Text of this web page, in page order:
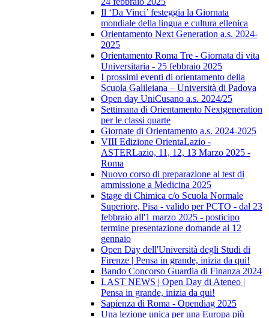
Il ‘Da Vinci’ festeggia la Giornata
mondiale della lingua e cultura ellenica
Orientamento Next Generation a.s. 2024-
2025
Orientamento Roma Tre - Giornata di vita
Universitaria - 25 febbraio 2025
I prossimi eventi di orientamento della
Scuola Galileiana – Università di Padova
Open day UniCusano a.s. 2024/25
Settimana di Orientamento Nextgeneration
per le classi quarte
Giornate di Orientamento a.s. 2024-2025
VIII Edizione OrientaLazio -
ASTERLazio, 11, 12, 13 Marzo 2025 -
Roma
Nuovo corso di preparazione al test di
ammissione a Medicina 2025
Stage di Chimica c/o Scuola Normale
Superiore, Pisa - valido per PCTO - dal 23
febbraio all'1 marzo 2025 - posticipo
termine presentazione domande al 12
gennaio
Open Day dell'Università degli Studi di
Firenze | Pensa in grande, inizia da qui!
Bando Concorso Guardia di Finanza 2024
LAST NEWS | Open Day di Ateneo |
Pensa in grande, inizia da qui!
Sapienza di Roma - Opendiag 2025
Una lezione unica per una Europa più